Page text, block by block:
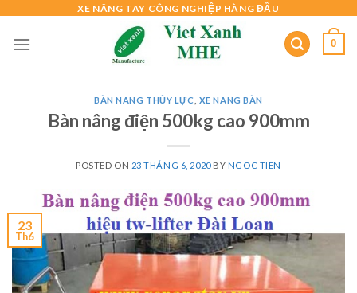
content
XE NÂNG TAY CÔNG NGHIỆP HÀNG ĐẦU
0
BÀN NÂNG THỦY LỰC XE NÂNG BÀN
Bàn nâng điện 500kg cao 900mm
POSTED ON 23 THÁNG 6, 2020BY NGOC TIEN
23
Th6